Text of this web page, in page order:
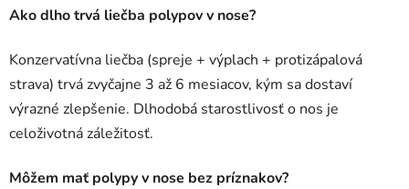
Ako dlho trvá liečba polypov v nose?
Konzervatívna liečba (spreje + výplach + protizápalová
strava) trvá zvyčajne 3 až 6 mesiacov, kým sa dostaví
výrazné zlepšenie. Dlhodobá starostlivosť o nos je
celoživotná záležitosť.
Môžem mať polypy v nose bez príznakov?